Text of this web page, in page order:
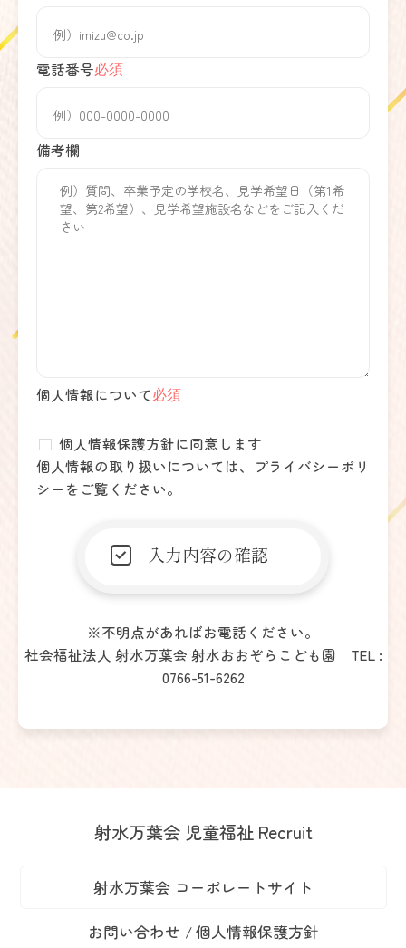
電話番号必須
備考欄
個人情報について 必須
個人情報保護方針に同意します
個人情報の取り扱いについては、
プライバシーポリ
シー をご覧ください。
※不明点があればお電話ください。
社会福祉法人 射水万葉会 射水おおぞらこども園 TEL :
0766-51-6262
射水万葉会 児童福祉 Recruit
射水万葉会 コーポレートサイト
お問い合わせ /個人情報保護方針